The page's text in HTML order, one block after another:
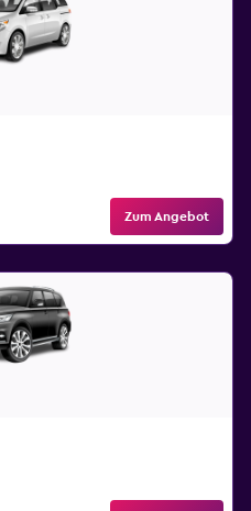
Zum Angebot